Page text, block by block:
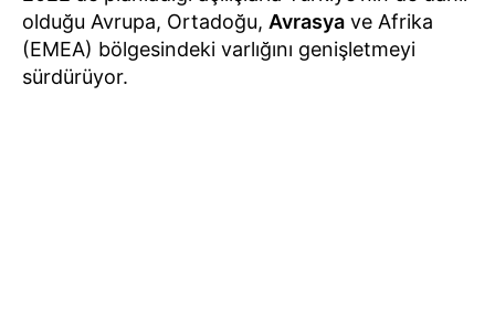
olduğu Avrupa, Ortadoğu, Avrasya ve Afrika
(EMEA) bölgesindeki varlığını genişletmeyi
sürdürüyor.